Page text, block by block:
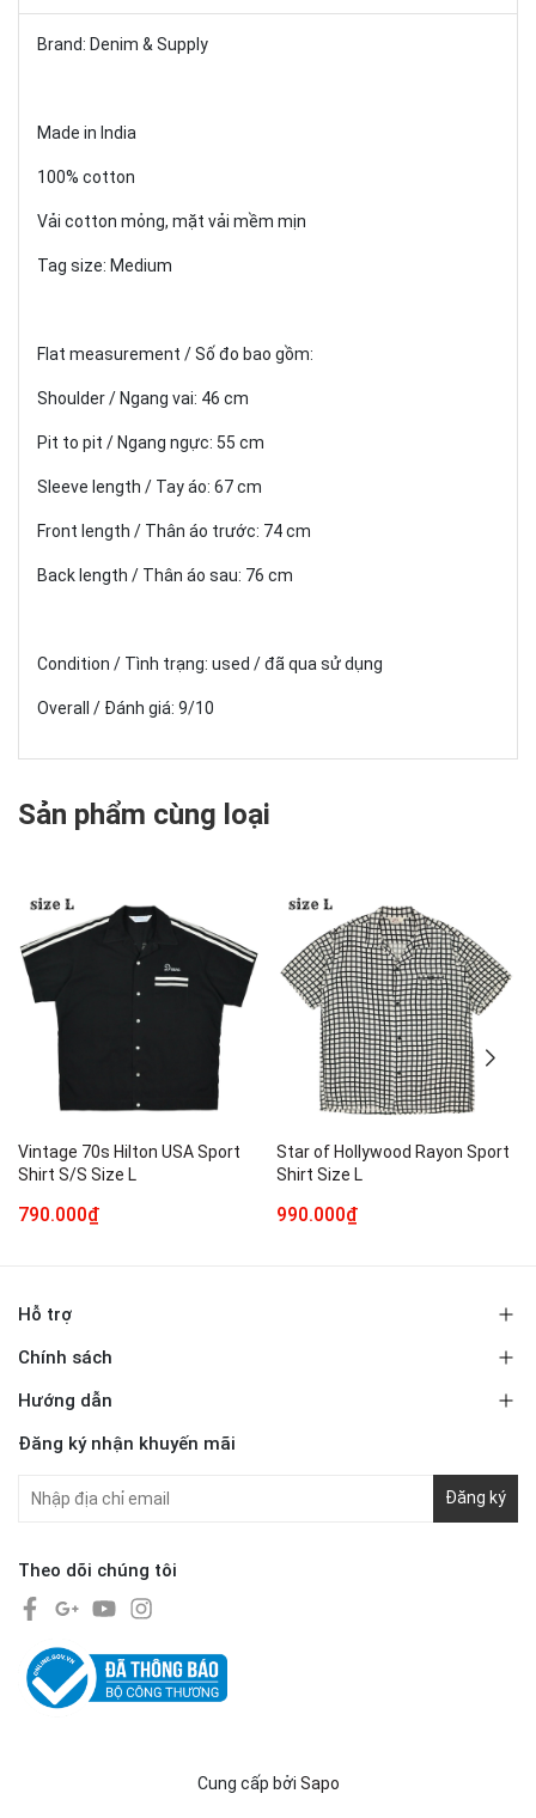
Brand: Denim & Supply
Made in India
100% cotton
Vải cotton mỏng, mặt vải mềm mịn
Tag size: Medium
Flat measurement / Số đo bao gồm:
Shoulder / Ngang vai: 46 cm
Pit to pit / Ngang ngực: 55 cm
Sleeve length / Tay áo: 67 cm
Front length / Thân áo trước: 74 cm
Back length / Thân áo sau: 76 cm
Condition / Tình trạng: used / đã qua sử dụng
Overall / Đánh giá: 9/10
Sản phẩm cùng loại
Vintage 70s Hilton USA Sport
Shirt S/S Size L
790.000₫
Star of Hollywood Rayon Sport
Shirt Size L
990.000₫
Hỗ trợ
Chính sách
Hướng dẫn
Đăng ký nhận khuyến mãi
Đăng ký
Theo dõi chúng tôi
Cung cấp bởi Sapo